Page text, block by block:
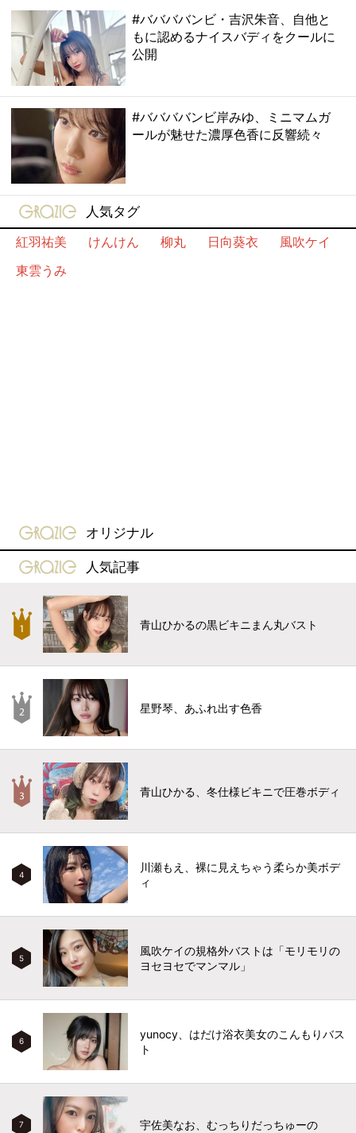
#ババババンビ・吉沢朱音、自他と
もに認めるナイスバディをクールに
公開
#ババババンビ岸みゆ、ミニマムガ
ールが魅せた濃厚色香に反響続々
gravure-grazie
人気タグ
紅羽祐美
けんけん 柳丸 日向葵衣
風吹ケイ
東雲うみ
gravure-grazie
オリジナル
gravure-grazie
人気記事
青山ひかるの黒ビキニまん丸バスト
星野琴、あふれ出す色香
青山ひかる、冬仕様ビキニで圧巻ボディ
4
川瀬もえ、裸に見えちゃう柔らか美ボデ
ィ
5
風吹ケイの規格外バストは「モリモリの
ヨセヨセでマンマル」
6
yunocy、はだけ浴衣美女のこんもりバス
ト
7 宇佐美なお、むっちりだっちゅーの